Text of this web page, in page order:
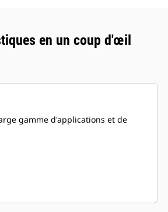
en un coup d'œil
gamme d'applications et de